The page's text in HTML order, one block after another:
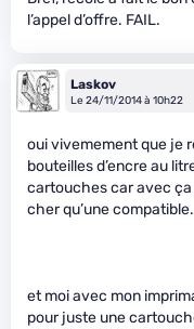
l’appel d’offre. FAIL.
Laskov
Le 24/11/2014 à 10h22
oui vivemement que je
bouteilles d’encre au
cartouches car avec
cher qu’une compatible.
et moi avec mon
pour juste une